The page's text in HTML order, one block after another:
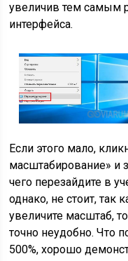
увеличив тем самым
интерфейса.
Если этого мало,
масштабирование» и
чего перезайдите в
однако, не стоит,
увеличите масштаб,
точно неудобно. Что
500%, хорошо